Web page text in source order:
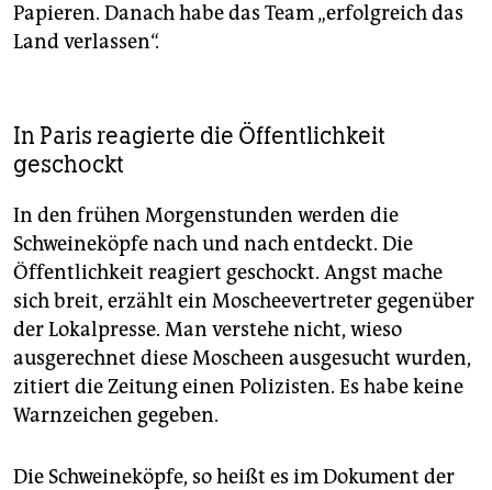
Papieren. Danach habe das Team „erfolgreich das
Land verlassen“.
In Paris reagierte die Öffentlichkeit
geschockt
In den frühen Morgenstunden werden die
Schweineköpfe nach und nach entdeckt. Die
Öffentlichkeit reagiert geschockt. Angst mache
sich breit, erzählt ein Moscheevertreter gegenüber
der Lokalpresse. Man verstehe nicht, wieso
ausgerechnet diese Moscheen ausgesucht wurden,
zitiert die Zeitung einen Polizisten. Es habe keine
Warnzeichen gegeben.
Die Schweineköpfe, so heißt es im Dokument der